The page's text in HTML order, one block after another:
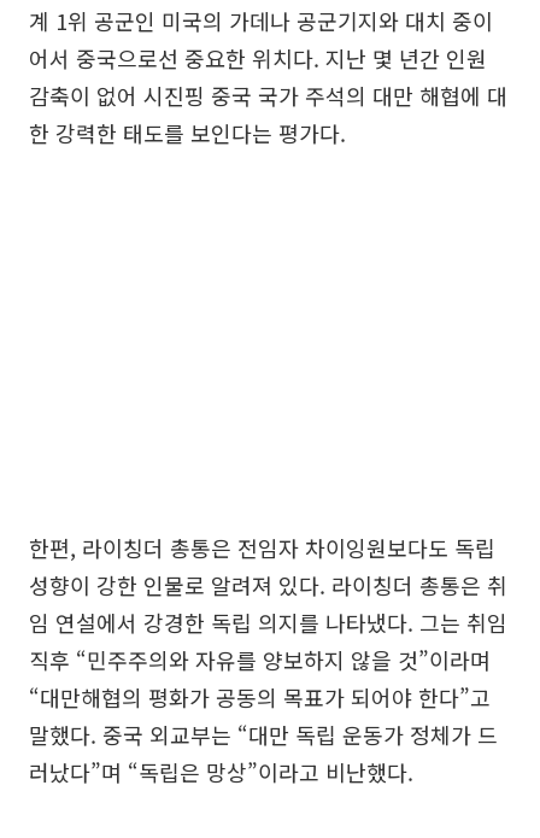
계 1위 공군인 미국의 가데나 공군기지와 대치 중이
어서 중국으로선 중요한 위치다. 지난 몇 년간 인원
감축이 없어 시진핑 중국 국가 주석의 대만 해협에 대
한 강력한 태도를 보인다는 평가다.
한편, 라이칭더 총통은 전임자 차이잉원보다도 독립
성향이 강한 인물로 알려져 있다. 라이칭더 총통은 취
임 연설에서 강경한 독립 의지를 나타냈다. 그는 취임
직후 “민주주의와 자유를 양보하지 않을 것”이라며
“대만해협의 평화가 공동의 목표가 되어야 한다”고
말했다. 중국 외교부는 “대만 독립 운동가 정체가 드
러났다”며 “독립은 망상”이라고 비난했다.